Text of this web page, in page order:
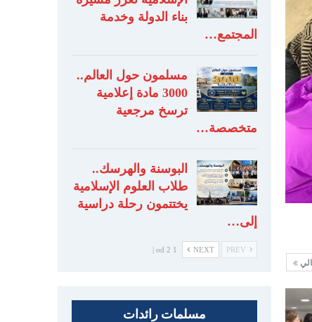
بناء الدولة وخدمة
المجتمع…
مسلمون حول العالم..
3000 مادة إعلامية
ترسخ مرجعية
متخصصة…
البوسنة والهرسك..
طلاب العلوم الإسلامية
يختتمون رحلة دراسية
إلى…
NEXT
1 od 2 |
مسلمات رائدات